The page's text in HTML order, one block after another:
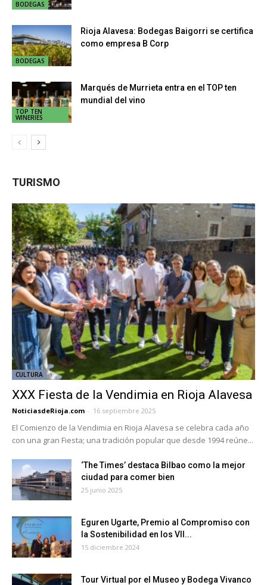
BODEGAS
BODEGAS
Rioja Alavesa: Bodegas Baigorri se certifica
como empresa B Corp
TOP TEN
WINERIES
Marqués de Murrieta entra en el TOP ten
mundial del vino
TURISMO
CULTURA
XXX Fiesta de la Vendimia en Rioja Alavesa
NoticiasdeRioja.com - 16 septiembre 2025
El Comienzo de la Vendimia en Rioja Alavesa se celebra cada año
con una gran Fiesta; una tradición popular que desde 1994 reúne...
‘The Times’ destaca Bilbao como la mejor
ciudad para comer bien
25 junio 2025
Eguren Ugarte, Premio al Compromiso con
la Sostenibilidad en los VII...
15 diciembre 2024
Tour Virtual por el Museo y Bodega Vivanco